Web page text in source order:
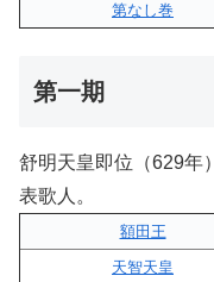
第なし巻
第一期
舒明天皇即位（629年
表歌人。
額田王
天智天皇